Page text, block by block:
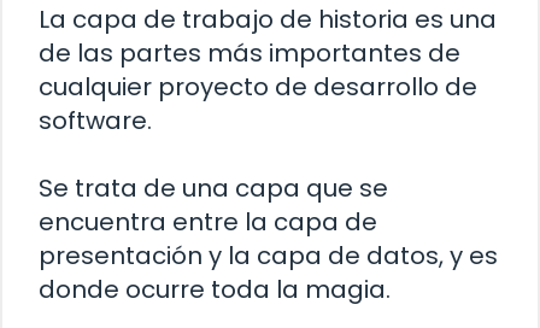
La capa de trabajo de historia es una
de las partes más importantes de
cualquier proyecto de desarrollo de
software.
Se trata de una capa que se
encuentra entre la capa de
presentación y la capa de datos, y es
donde ocurre toda la magia.